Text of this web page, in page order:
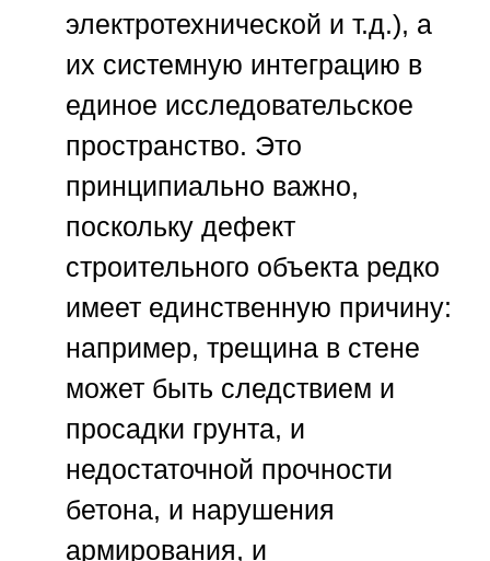
электротехнической и т.д.), а
их системную интеграцию в
единое исследовательское
пространство. Это
принципиально важно,
поскольку дефект
строительного объекта редко
имеет единственную причину:
например, трещина в стене
может быть следствием и
просадки грунта, и
недостаточной прочности
бетона, и нарушения
армирования, и